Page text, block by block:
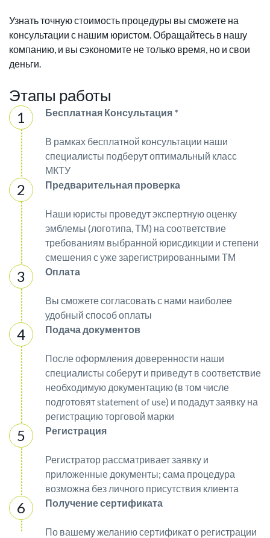
Узнать точную стоимость процедуры вы сможете на
консультации с нашим юристом. Обращайтесь в нашу
компанию, и вы сэкономите не только время, но и свои
деньги.
Этапы работы
Бесплатная Консультация *
В рамках бесплатной консультации наши
специалисты подберут оптимальный класс
МКТУ
Предварительная проверка
Наши юристы проведут экспертную оценку
эмблемы (логотипа, ТМ) на соответствие
требованиям выбранной юрисдикции и степени
смешения с уже зарегистрированными ТМ
Оплата
Вы сможете согласовать с нами наиболее
удобный способ оплаты
Подача документов
После оформления доверенности наши
специалисты соберут и приведут в соответствие
необходимую документацию (в том числе
подготовят statement of use) и подадут заявку на
регистрацию торговой марки
Регистрация
Регистратор рассматривает заявку и
приложенные документы; сама процедура
возможна без личного присутствия клиента
Получение сертификата
По вашему желанию сертификат о регистрации